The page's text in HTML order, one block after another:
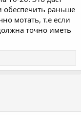
обеспечить раньше
мотать, т.е если
точно иметь